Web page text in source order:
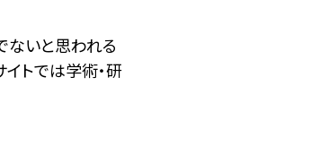
ないと思われる
トでは学術・研